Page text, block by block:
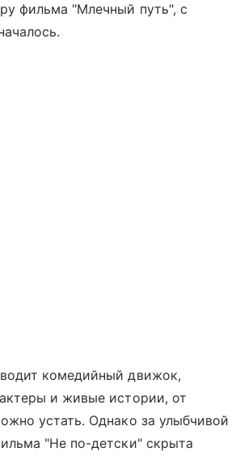
фильма "Млечный путь", с
комедийный движок,
и живые истории, от
устать. Однако за улыбчивой
"Не по-детски" скрыта